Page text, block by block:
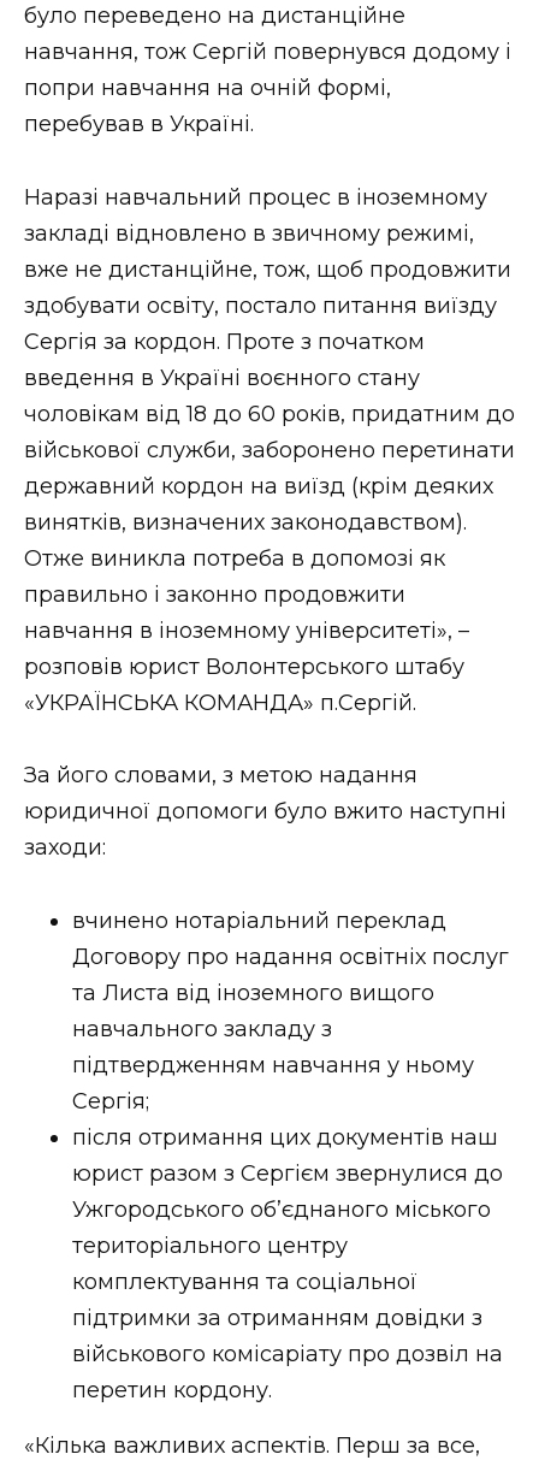
було переведено на дистанційне
навчання, тож Сергій повернувся додому і
попри навчання на очній формі,
перебував в Україні.
Наразі навчальний процес в іноземному
закладі відновлено в звичному режимі,
вже не дистанційне, тож, щоб продовжити
здобувати освіту, постало питання виїзду
Сергія за кордон. Проте з початком
введення в Україні воєнного стану
чоловікам від 18 до 60 років, придатним до
військової служби, заборонено перетинати
державний кордон на виїзд (крім деяких
винятків, визначених законодавством).
Отже виникла потреба в допомозі як
правильно і законно продовжити
навчання в іноземному університеті», –
розповів юрист Волонтерського штабу
«УКРАЇНСЬКА КОМАНДА» п.Сергій.
За його словами, з метою надання
юридичної допомоги було вжито наступні
заходи:
вчинено нотаріальний переклад
Договору про надання освітніх послуг
та Листа від іноземного вищого
навчального закладу з
підтвердженням навчання у ньому
Сергія;
після отримання цих документів наш
юрист разом з Сергієм звернулися до
Ужгородського об’єднаного міського
територіального центру
комплектування та соціальної
підтримки за отриманням довідки з
військового комісаріату про дозвіл на
перетин кордону.
«Кілька важливих аспектів. Перш за все,